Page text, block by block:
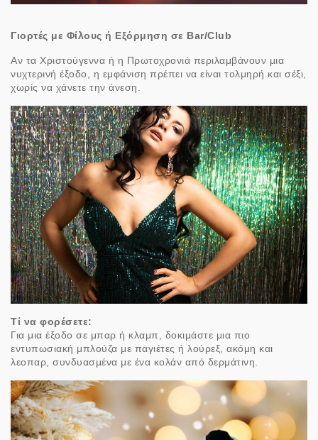
Γιορτές με Φίλους ή Εξόρμηση σε Bar/Club
Αν τα Χριστούγεννα ή η Πρωτοχρονιά περιλαμβάνουν μια
νυχτερινή έξοδο, η εμφάνιση πρέπει να είναι τολμηρή και σέξι,
χωρίς να χάνετε την άνεση.
Τί να φορέσετε:
Για μια έξοδο σε μπαρ ή κλαμπ, δοκιμάστε μια πιο
εντυπωσιακή μπλούζα με παγιέτες ή λούρεξ, ακόμη και
λεοπαρ, συνδυασμένα με ένα κολάν από δερμάτινη.